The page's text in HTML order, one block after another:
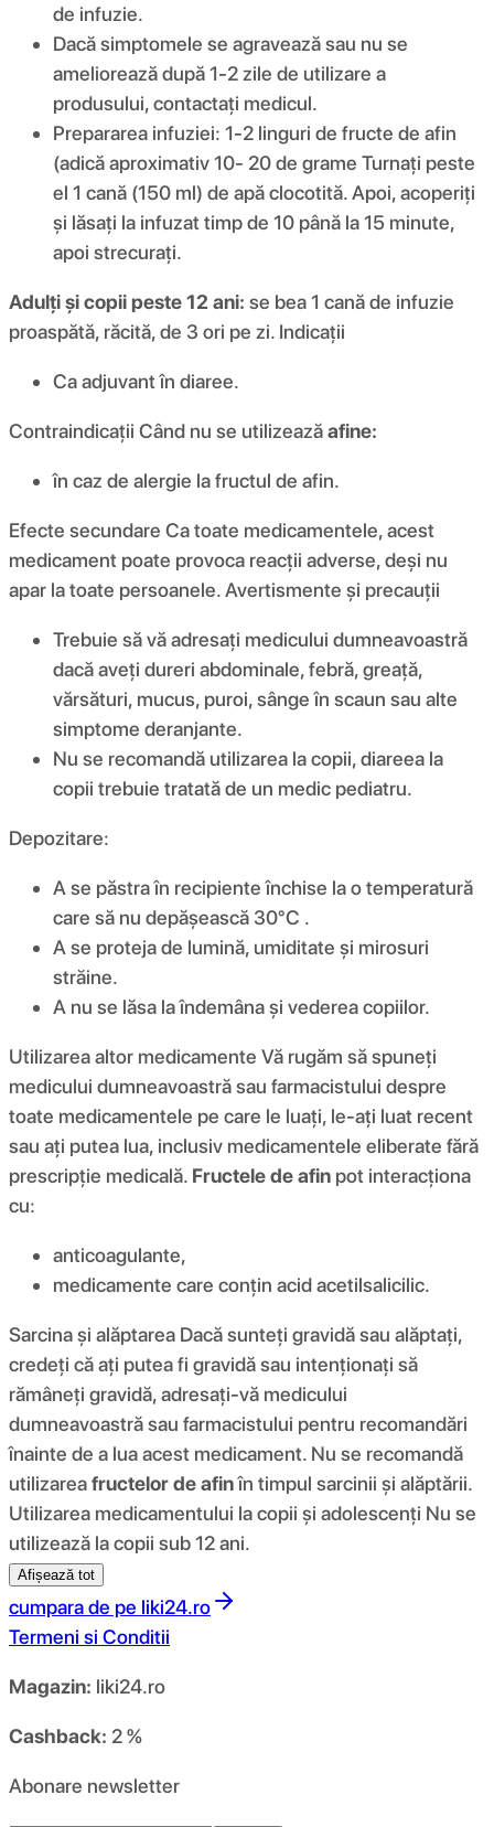
de infuzie.
Dacă simptomele se agravează sau nu se
ameliorează după 1-2 zile de utilizare a
produsului, contactați medicul.
Prepararea infuziei: 1-2 linguri de fructe de afin
(adică aproximativ 10- 20 de grame Turnați peste
el 1 cană (150 ml) de apă clocotită. Apoi, acoperiți
și lăsați la infuzat timp de 10 până la 15 minute,
apoi strecurați.
Adulți și copii peste 12 ani: se bea 1 cană de infuzie
proaspătă, răcită, de 3 ori pe zi. Indicații
Ca adjuvant în diaree.
Contraindicații Când nu se utilizeazăafine:
în caz de alergie la fructul de afin.
Efecte secundare Ca toate medicamentele, acest
medicament poate provoca reacții adverse, deși nu
apar la toate persoanele. Avertismente și precauții
Trebuie să vă adresați medicului dumneavoastră
dacă aveți dureri abdominale, febră, greață,
vărsături, mucus, puroi, sânge în scaun sau alte
simptome deranjante.
Nu se recomandă utilizarea la copii, diareea la
copii trebuie tratată de un medic pediatru.
Depozitare:
A se păstra în recipiente închise la o temperatură
care să nu depășească 30°C .
A se proteja de lumină, umiditate și mirosuri
străine.
A nu se lăsa la îndemâna și vederea copiilor.
Utilizarea altor medicamente Vă rugăm să spuneți
medicului dumneavoastră sau farmacistului despre
toate medicamentele pe care le luați, le-ați luat recent
sau ați putea lua, inclusiv medicamentele eliberate fără
prescripție medicală. Fructele de afin pot interacționa
cu:
anticoagulante,
medicamente care conțin acid acetilsalicilic.
Sarcina și alăptarea Dacă sunteți gravidă sau alăptați,
credeți că ați putea fi gravidă sau intenționați să
rămâneți gravidă, adresați-vă medicului
dumneavoastră sau farmacistului pentru recomandări
înainte de a lua acest medicament. Nu se recomandă
utilizareafructelor de afinîn timpul sarcinii și alăptării.
Utilizarea medicamentului la copii și adolescenți Nu se
utilizează la copii sub 12 ani.
Afișează tot
cumpara de pe liki24.ro
Termeni si Conditii
Magazin: liki24.ro
Cashback: 2 %
Abonare newsletter